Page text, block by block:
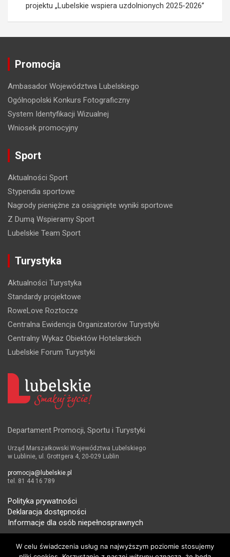
c
j
a
w
p
i
s
projektu „Lubelskie wspiera uzdolnionych 2025-2026”
Promocja
Ambasador Województwa Lubelskiego
Ogólnopolski Konkurs Fotograficzny
System Identyfikacji Wizualnej
Wniosek promocyjny
Sport
Aktualności Sport
Stypendia sportowe
Nagrody pieniężne za osiągnięte wyniki sportowe
Z Dumą Wspieramy Sport
Lubelskie Team Sport
Turystyka
Aktualności Turystyka
Standardy projektowe
RoweLove Roztocze
Centralna Ewidencja Organizatorów Turystyki
Centralny Wykaz Obiektów Hotelarskich
Lubelskie Forum Turystyki
Departament Promocji, Sportu i Turystyki
Urząd Marszałkowski Województwa Lubelskiego
w Lublinie, ul. Grottgera 4, 20-029 Lublin
promocja@lubelskie.pl
tel. 81 44 16 789
Polityka prywatności
Deklaracja dostępności
Informacje dla osób niepełnosprawnych
W celu świadczenia usług na najwyższym poziomie stosujemy